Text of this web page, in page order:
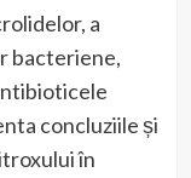
a
bacteriene,
concluziile și
în